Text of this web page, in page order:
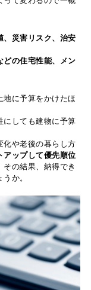
、災害リスク、治安
どの住宅性能、メン
地に予算をかけたほ
にしても建物に予算
化や老後の暮らし方
アップして優先順位
その結果、納得でき
か。